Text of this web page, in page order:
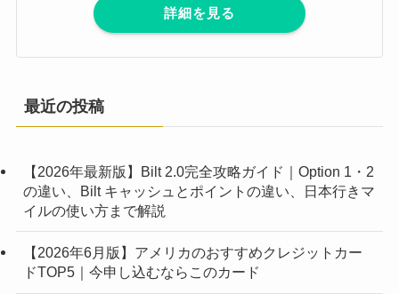
詳細を見る
最近の投稿
【2026年最新版】Bilt 2.0完全攻略ガイド｜Option 1・2
の違い、Bilt キャッシュとポイントの違い、日本行きマ
イルの使い方まで解説
【2026年6月版】アメリカのおすすめクレジットカー
ドTOP5｜今申し込むならこのカード